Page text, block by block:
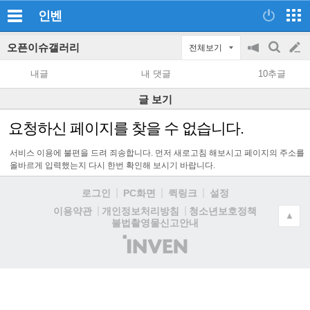
인벤
오픈이슈갤러리 전체보기
공
지
on/off
검
색
글
쓰
기
내글 내 댓글 10추글
글 보기
요청하신 페이지를 찾을 수 없습니다.
서비스 이용에 불편을 드려 죄송합니다. 먼저 새로고침 해보시고 페이지의 주소를
올바르게 입력했는지 다시 한번 확인해 보시기 바랍니다.
로그인 PC화면 퀵링크
설정
이용약관
개인정보처리방침
청소년보호정책
불법촬영물신고안내
(주)
인
▲